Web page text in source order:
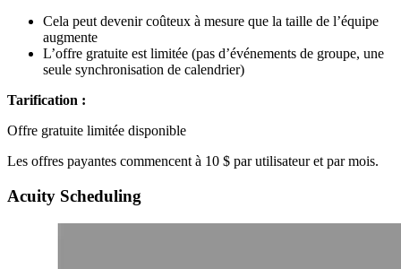
Cela peut devenir coûteux à mesure que la taille de l’équipe
augmente
L’offre gratuite est limitée (pas d’événements de groupe, une
seule synchronisation de calendrier)
Tarification :
Offre gratuite limitée disponible
Les offres payantes commencent à 10 $ par utilisateur et par mois.
Acuity Scheduling